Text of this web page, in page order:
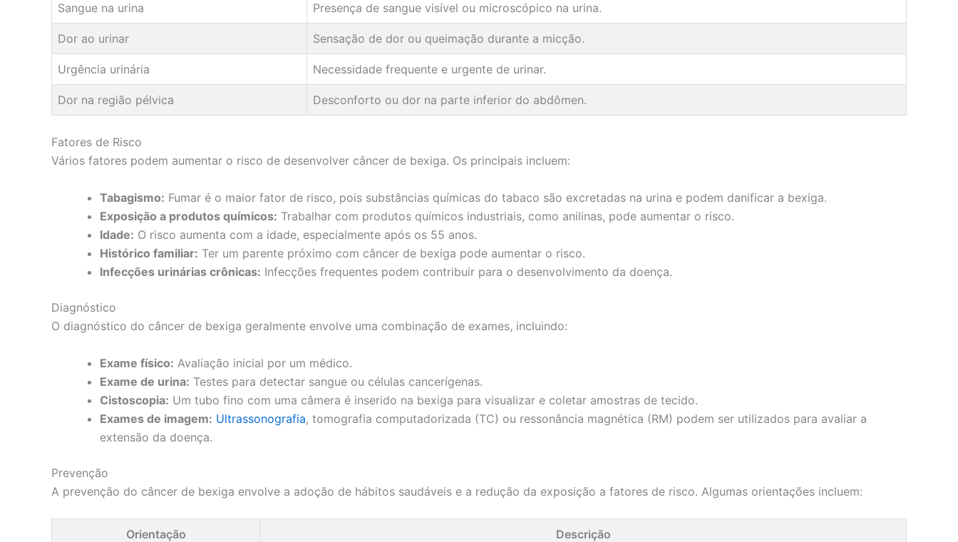
Sangue na urina Presença de sangue visível ou microscópico na urina.
Dor ao urinar Sensação de dor ou queimação durante a micção.
Urgência urinária Necessidade frequente e urgente de urinar.
Dor na região pélvica Desconforto ou dor na parte inferior do abdômen.
Fatores de Risco
Vários fatores podem aumentar o risco de desenvolver câncer de bexiga. Os principais incluem:
Tabagismo: Fumar é o maior fator de risco, pois substâncias químicas do tabaco são excretadas na urina e podem danificar a bexiga.
Exposição a produtos químicos: Trabalhar com produtos químicos industriais, como anilinas, pode aumentar o risco.
Idade: O risco aumenta com a idade, especialmente após os 55 anos.
Histórico familiar: Ter um parente próximo com câncer de bexiga pode aumentar o risco.
Infecções urinárias crônicas: Infecções frequentes podem contribuir para o desenvolvimento da doença.
Diagnóstico
O diagnóstico do câncer de bexiga geralmente envolve uma combinação de exames, incluindo:
Exame físico: Avaliação inicial por um médico.
Exame de urina: Testes para detectar sangue ou células cancerígenas.
Cistoscopia: Um tubo fino com uma câmera é inserido na bexiga para visualizar e coletar amostras de tecido.
Exames de imagem: Ultrassonografia, tomografia computadorizada (TC) ou ressonância magnética (RM) podem ser utilizados para avaliar a
extensão da doença.
Prevenção
A prevenção do câncer de bexiga envolve a adoção de hábitos saudáveis e a redução da exposição a fatores de risco. Algumas orientações incluem:
Orientação Descrição